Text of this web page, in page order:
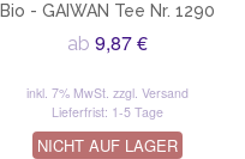
Bio - GAIWAN Tee Nr. 1290
ab 9,87 €
inkl. 7% MwSt. zzgl. Versand
Lieferfrist: 1-5 Tage
NICHT AUF LAGER